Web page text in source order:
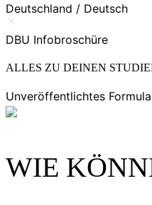
Deutschland / Deutsch
DBU Infobroschüre
ALLES ZU DEINEN
Unveröffentlichtes
WIE